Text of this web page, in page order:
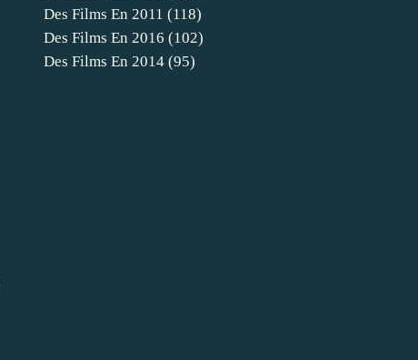
Des Films En 2011 (118)
Des Films En 2016 (102)
Des Films En 2014 (95)